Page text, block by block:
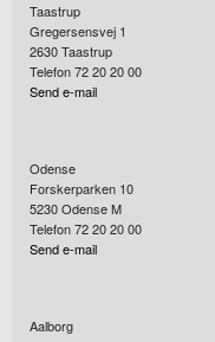
Taastrup
Gregersensvej 1
2630Taastrup
Telefon 72 20 20 00
Send e-mail
Odense
Forskerparken 10
5230Odense M
Telefon 72 20 20 00
Send e-mail
Aalborg